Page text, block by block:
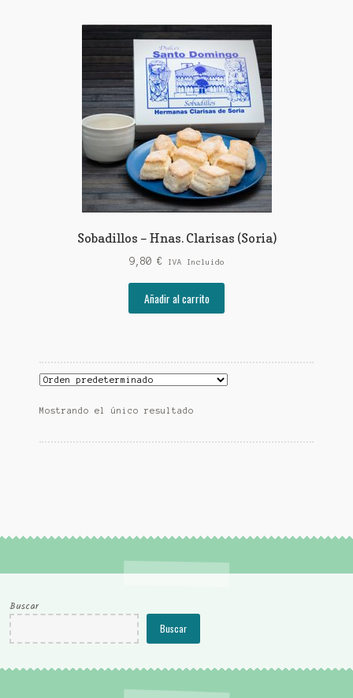
Sobadillos – Hnas. Clarisas (Soria)
9,80 € IVA Incluido
Añadir al carrito
Mostrando el único resultado
Buscar
Buscar